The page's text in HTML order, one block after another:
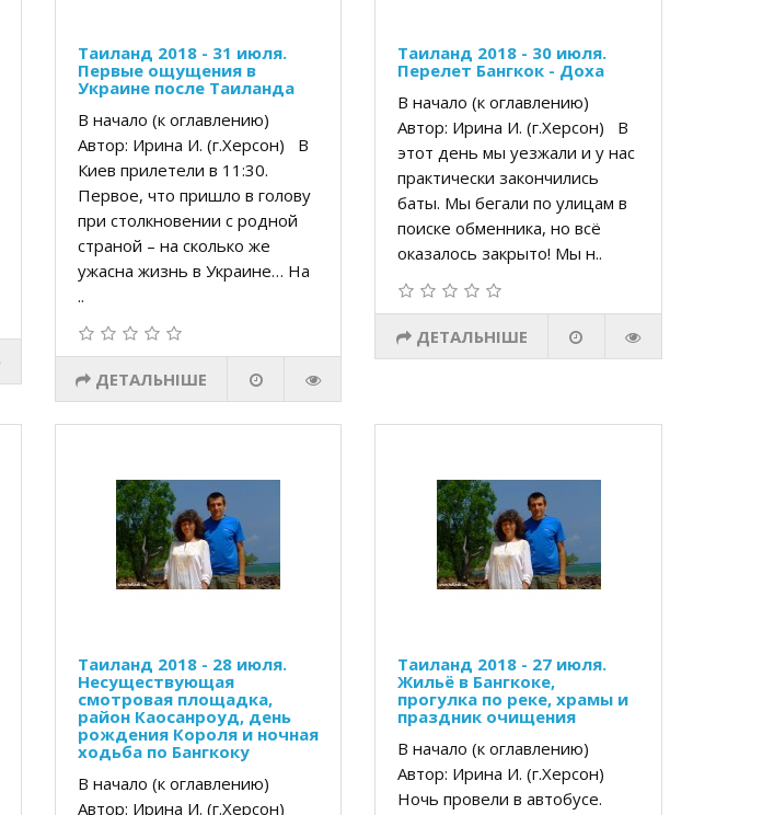
Таиланд 2018 - 31 июля.
Первые ощущения в
Украине после Таиланда
В начало (к оглавлению)
Автор: Ирина И. (г.Херсон) В
Киев прилетели в 11:30.
Первое, что пришло в голову
при столкновении с родной
страной – на сколько же
ужасна жизнь в Украине… На
..
ДЕТАЛЬНІШЕ
Таиланд 2018 - 30 июля.
Перелет Бангкок - Доха
В начало (к оглавлению)
Автор: Ирина И. (г.Херсон) В
этот день мы уезжали и у нас
практически закончились
баты. Мы бегали по улицам в
поиске обменника, но всё
оказалось закрыто! Мы н..
ДЕТАЛЬНІШЕ
Таиланд 2018 - 28 июля.
Несуществующая
смотровая площадка,
район Каосанроуд, день
рождения Короля и ночная
ходьба по Бангкоку
В начало (к оглавлению)
Автор: Ирина И. (г.Херсон)
Таиланд 2018 - 27 июля.
Жильё в Бангкоке,
прогулка по реке, храмы и
праздник очищения
В начало (к оглавлению)
Автор: Ирина И. (г.Херсон)
Ночь провели в автобусе.